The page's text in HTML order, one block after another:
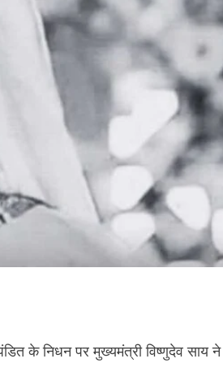
के निधन पर मुख्यमंत्री विष्णुदेव साय ने